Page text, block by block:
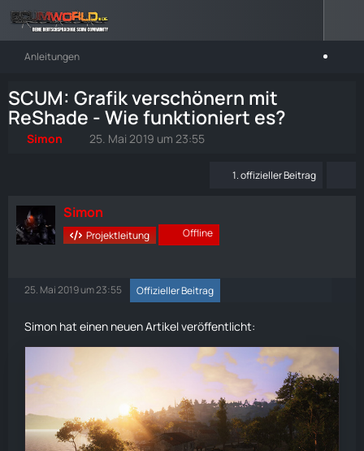
Anleitungen
SCUM: Grafik verschönern mit
ReShade - Wie funktioniert es?
Simon 25. Mai 2019 um 23:55
1. offizieller Beitrag
Simon
Projektleitung Offline
25. Mai 2019 um 23:55 Offizieller Beitrag
Simon hat einen neuen Artikel veröffentlicht: